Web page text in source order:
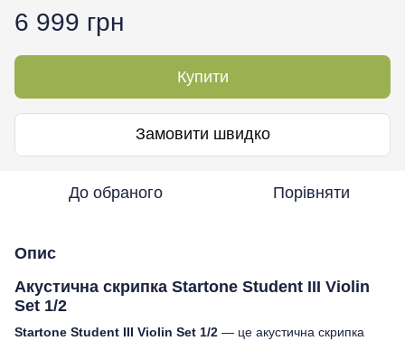
6 999 грн
Купити
Замовити швидко
До обраного Порівняти
Опис
Акустична скрипка Startone Student III Violin
Set 1/2
Startone Student III Violin Set 1/2 — це акустична скрипка